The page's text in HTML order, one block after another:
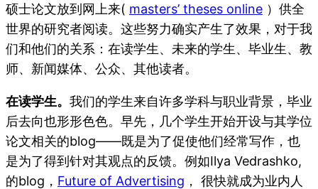
硕士论文放到网上来( masters’ theses online ）供全
世界的研究者阅读。这些努力确实产生了效果，对于我
们和他们的关系：在读学生、未来的学生、毕业生、教
师、新闻媒体、公众、其他读者。
在读学生。 我们的学生来自许多学科与职业背景，毕业
后去向也形形色色。早先，几个学生开始开设与其学位
论文相关的blog——既是为了促使他们经常写作，也
是为了得到针对其观点的反馈。例如Ilya Vedrashko,
的blog， Future of Advertising ， 很快就成为业内人